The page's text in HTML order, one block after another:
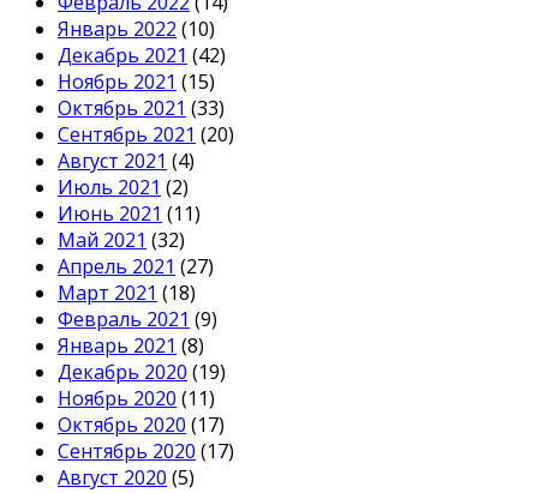
Январь 2022 (10)
Декабрь 2021 (42)
Ноябрь 2021 (15)
Октябрь 2021 (33)
Сентябрь 2021 (20)
Август 2021 (4)
Июль 2021 (2)
Июнь 2021 (11)
Май 2021 (32)
Апрель 2021 (27)
Март 2021 (18)
Февраль 2021 (9)
Январь 2021 (8)
Декабрь 2020 (19)
Ноябрь 2020 (11)
Октябрь 2020 (17)
Сентябрь 2020 (17)
Август 2020 (5)